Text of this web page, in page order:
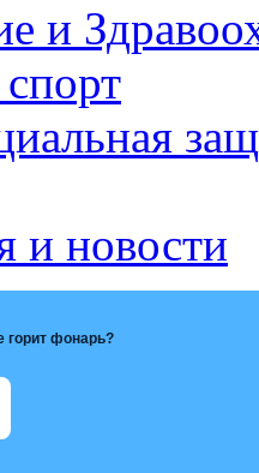
и
и новости
горит фонарь?